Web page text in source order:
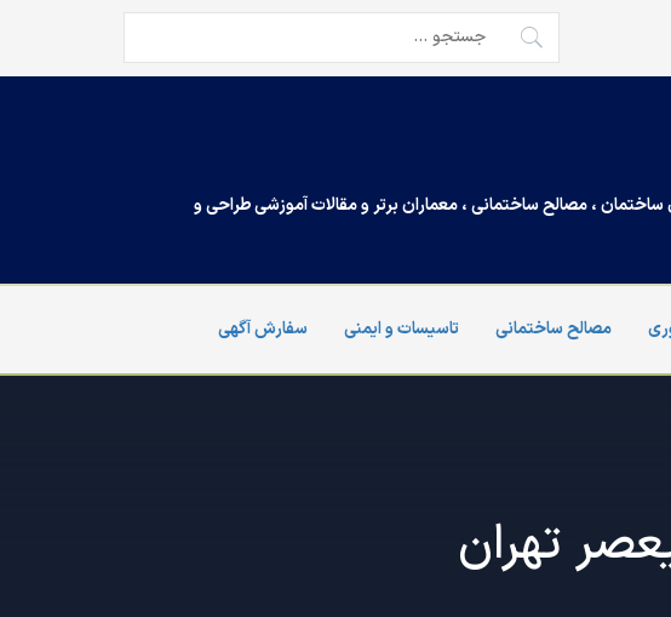
جستجو
برای:
، مصالح ساختمانی ، معماران برتر و مقالات آموزشی طراحی و
مصالح ساختمانی تاسیسات و ایمنی سفارش آگهی
تهران